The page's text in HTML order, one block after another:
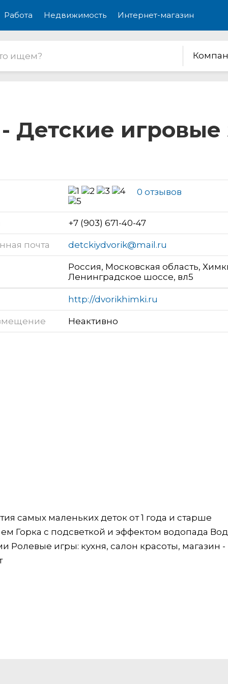
Работа Недвижимость Интернет-магазин
Детские
0 отзывов
+7 (903) 671-40-47
почта detckiydvorik@mail.ru
Россия, Московская область,
Ленинградское шоссе, вл5
http://dvorikhimki.ru
Неактивно
самых маленьких деток от 1 года и старше
Горка с подсветкой и эффектом водопада
Ролевые игры: кухня, салон красоты, магазин -